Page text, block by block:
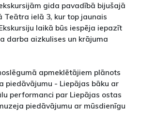
gida pavadībā bijušajā
Teātra ielā 3, kur top jaunais
laikā būs iespēja iepazīt
darba aizkulises un krājuma
apmeklētājiem plānots
piedāvājumu - Liepājas bāku ar
performanci par Liepājas ostas
piedāvājumu ar mūsdienīgu